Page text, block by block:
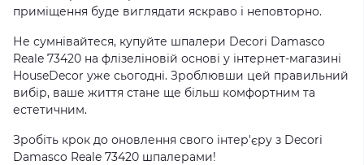
приміщення буде виглядати яскраво і неповторно.
Не сумнівайтеся, купуйте шпалери Decori Damasco
Reale 73420 на флізеліновій основі у інтернет-магазині
HouseDecor уже сьогодні. Зроблювши цей правильний
вибір, ваше життя стане ще більш комфортним та
естетичним.
Зробіть крок до оновлення свого інтер'єру з Decori
Damasco Reale 73420 шпалерами!